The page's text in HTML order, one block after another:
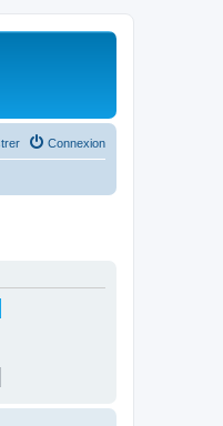
Connexion